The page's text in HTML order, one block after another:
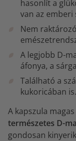
hasonlít a
van az emberi
Nem
A legjobb D-
áfonya, a
Található a
kukoricában is.
A kapszula
természetes D-
gondosan